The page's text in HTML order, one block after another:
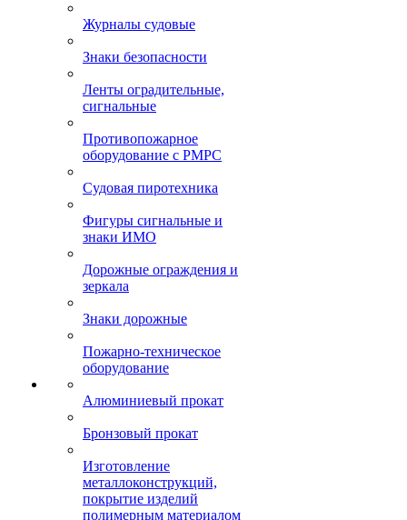
Журналы судовые
Знаки безопасности
Ленты оградительные,
сигнальные
Противопожарное
оборудование с РМРС
Судовая пиротехника
Фигуры сигнальные и
знаки ИМО
Дорожные ограждения и
зеркала
Знаки дорожные
Пожарно-техническое
оборудование
Алюминиевый прокат
Бронзовый прокат
Изготовление
металлоконструкций,
покрытие изделий
полимерным материалом